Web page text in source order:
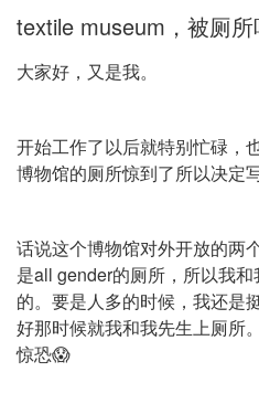
textile museum，被厕
大家好，又是我。
开始工作了以后就特别忙碌，
博物馆的厕所惊到了所以决定写
话说这个博物馆对外开放的两
是all gender的厕所，所以我
的。要是人多的时候，我还是
好那时候就我和我先生上厕所
惊恐😱